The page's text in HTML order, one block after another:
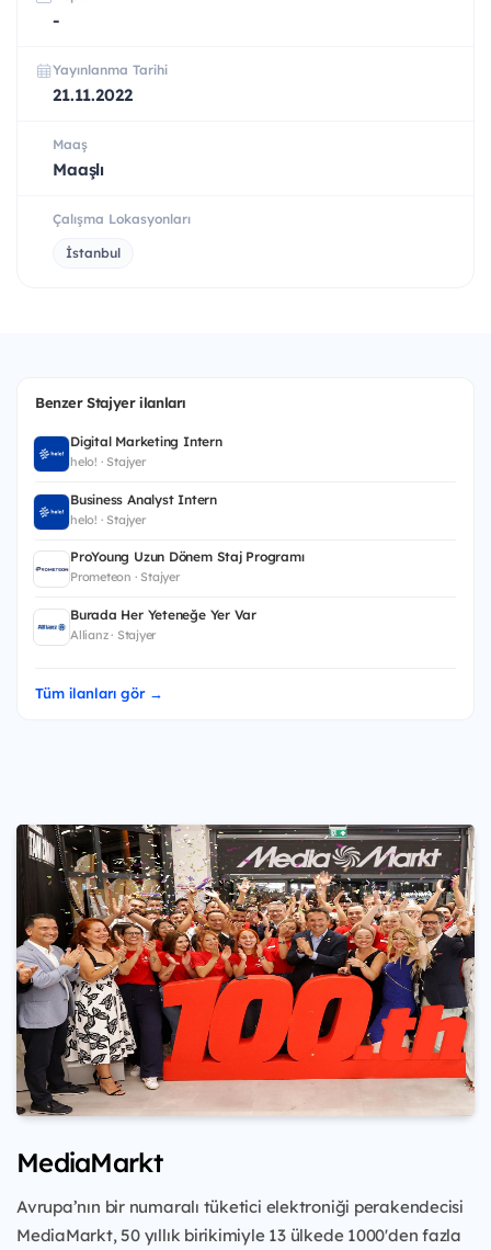
-
Yayınlanma Tarihi
21.11.2022
Maaş
Maaşlı
Çalışma Lokasyonları
İstanbul
Benzer Stajyer ilanları
Digital Marketing Intern
helo! · Stajyer
Business Analyst Intern
helo! · Stajyer
ProYoung Uzun Dönem Staj Programı
Prometeon · Stajyer
Burada Her Yeteneğe Yer Var
Allianz · Stajyer
Tüm ilanları gör →
MediaMarkt
Avrupa’nın bir numaralı tüketici elektroniği perakendecisi
MediaMarkt, 50 yıllık birikimiyle 13 ülkede 1000'den fazla